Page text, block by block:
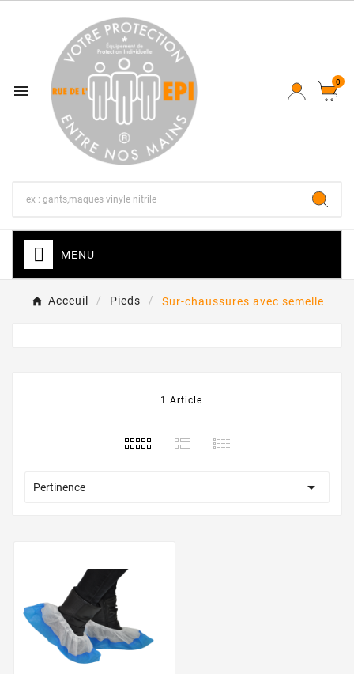
 0
MENU
Acceuil Pieds Sur-chaussures avec semelle
1 Article
Pertinence 